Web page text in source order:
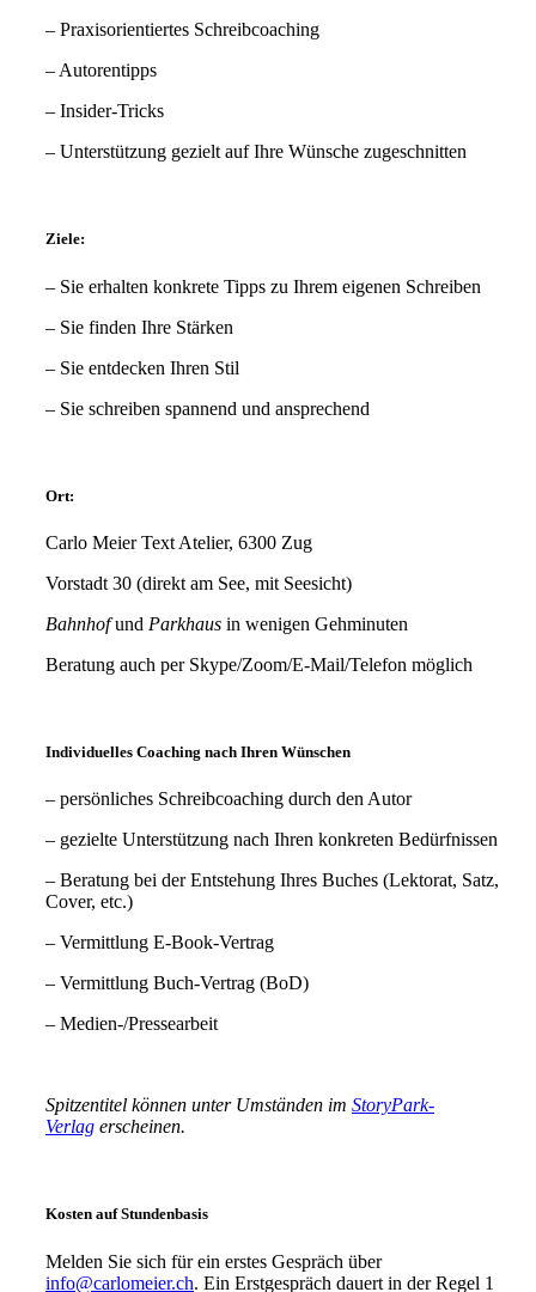
– Praxisorientiertes Schreibcoaching
– Autorentipps
– Insider-Tricks
– Unterstützung gezielt auf Ihre Wünsche zugeschnitten
Ziele:
– Sie erhalten konkrete Tipps zu Ihrem eigenen Schreiben
– Sie finden Ihre Stärken
– Sie entdecken Ihren Stil
– Sie schreiben spannend und ansprechend
Ort:
Carlo Meier Text Atelier, 6300 Zug
Vorstadt 30 (direkt am See, mit Seesicht)
Bahnhofund Parkhaus in wenigen Gehminuten
Beratung auch per Skype/Zoom/E-Mail/Telefon möglich
Individuelles Coaching nach Ihren Wünschen
– persönliches Schreibcoaching durch den Autor
– gezielte Unterstützung nach Ihren konkreten Bedürfnissen
– Beratung bei der Entstehung Ihres Buches (Lektorat, Satz,
Cover, etc.)
– Vermittlung E-Book-Vertrag
– Vermittlung Buch-Vertrag (BoD)
– Medien-/Pressearbeit
Spitzentitel können unter Umständen im StoryPark-
Verlag erscheinen.
Kosten auf Stundenbasis
Melden Sie sich für ein erstes Gespräch über
info@carlomeier.ch. Ein Erstgespräch dauert in der Regel 1